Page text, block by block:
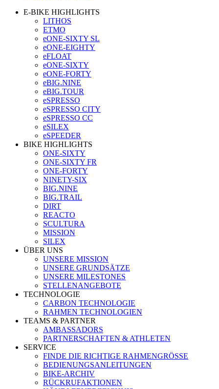
E-BIKE HIGHLIGHTS
LITHOS
ETMO
eONE-SIXTY SL
eONE-EIGHTY
eFLOAT
eONE-SIXTY
eONE-FORTY
eBIG.NINE
eBIG.TOUR
eSPRESSO
eSPRESSO CITY
eSPRESSO CC
eSILEX
eSPEEDER
BIKE HIGHLIGHTS
ONE-SIXTY
ONE-SIXTY FR
ONE-FORTY
NINETY-SIX
BIG.NINE
BIG.TRAIL
DIRT
REACTO
SCULTURA
MISSION
SILEX
ÜBER UNS
UNSERE MISSION
UNSERE GRUNDSÄTZE
UNSERE MILESTONES
STELLENANGEBOTE
TECHNOLOGIE
CARBON TECHNOLOGIE
RAHMEN TECHNOLOGIEN
TEAMS & PARTNER
AMBASSADORS
PARTNERSCHAFTEN & ATHLETEN
SERVICE
FINDE DIE RICHTIGE RAHMENGRÖSSE
BEDIENUNGSANLEITUNGEN
BIKE-ARCHIV
RÜCKRUFAKTIONEN